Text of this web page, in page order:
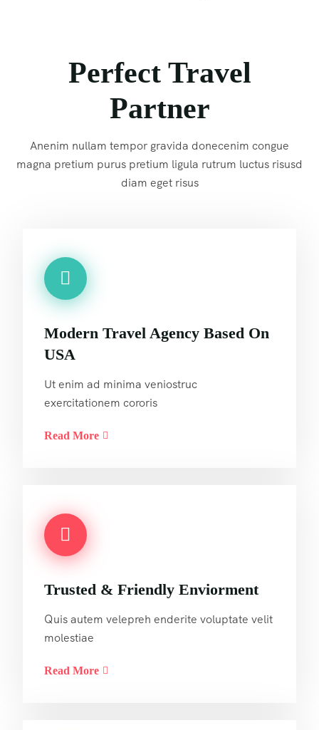
Perfect Travel
Partner
Anenim nullam tempor gravida donecenim congue
magna pretium purus pretium ligula rutrum luctus risusd
diam eget risus
Modern Travel Agency Based On
USA
Ut enim ad minima veniostruc
exercitationem cororis
Read More
Trusted & Friendly Enviorment
Quis autem velepreh enderite voluptate velit
molestiae
Read More